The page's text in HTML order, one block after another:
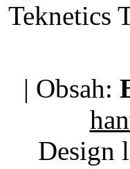
Teknetics
| Obsah:
Design